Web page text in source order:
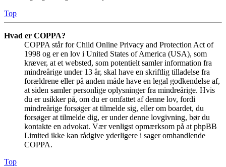
Top
Hvad er COPPA?
COPPA står for Child Online Privacy and Protection Act of
1998 og er en lov i United States of America (USA), som
kræver, at et websted, som potentielt samler information fra
mindreårige under 13 år, skal have en skriftlig tilladelse fra
forældrene eller på anden måde have en legal godkendelse af,
at siden samler personlige oplysninger fra mindreårige. Hvis
du er usikker på, om du er omfattet af denne lov, fordi
mindreårige forsøger at tilmelde sig, eller om boardet, du
forsøger at tilmelde dig, er under denne lovgivning, bør du
kontakte en advokat. Vær venligst opmærksom på at phpBB
Limited ikke kan rådgive yderligere i sager omhandlende
COPPA.
Top